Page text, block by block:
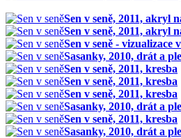
Sen v seně, 2011, akryl
Sen v seně, 2011, akryl
Sen v seně - vizualizace
Sasanky, 2010, drát a
Sen v seně, 2011, kresba
Sen v seně, 2011, kresba
Sen v seně, 2011, kresba
Sasanky, 2010, drát a
Sen v seně, 2011, kresba
Sasanky, 2010, drát a